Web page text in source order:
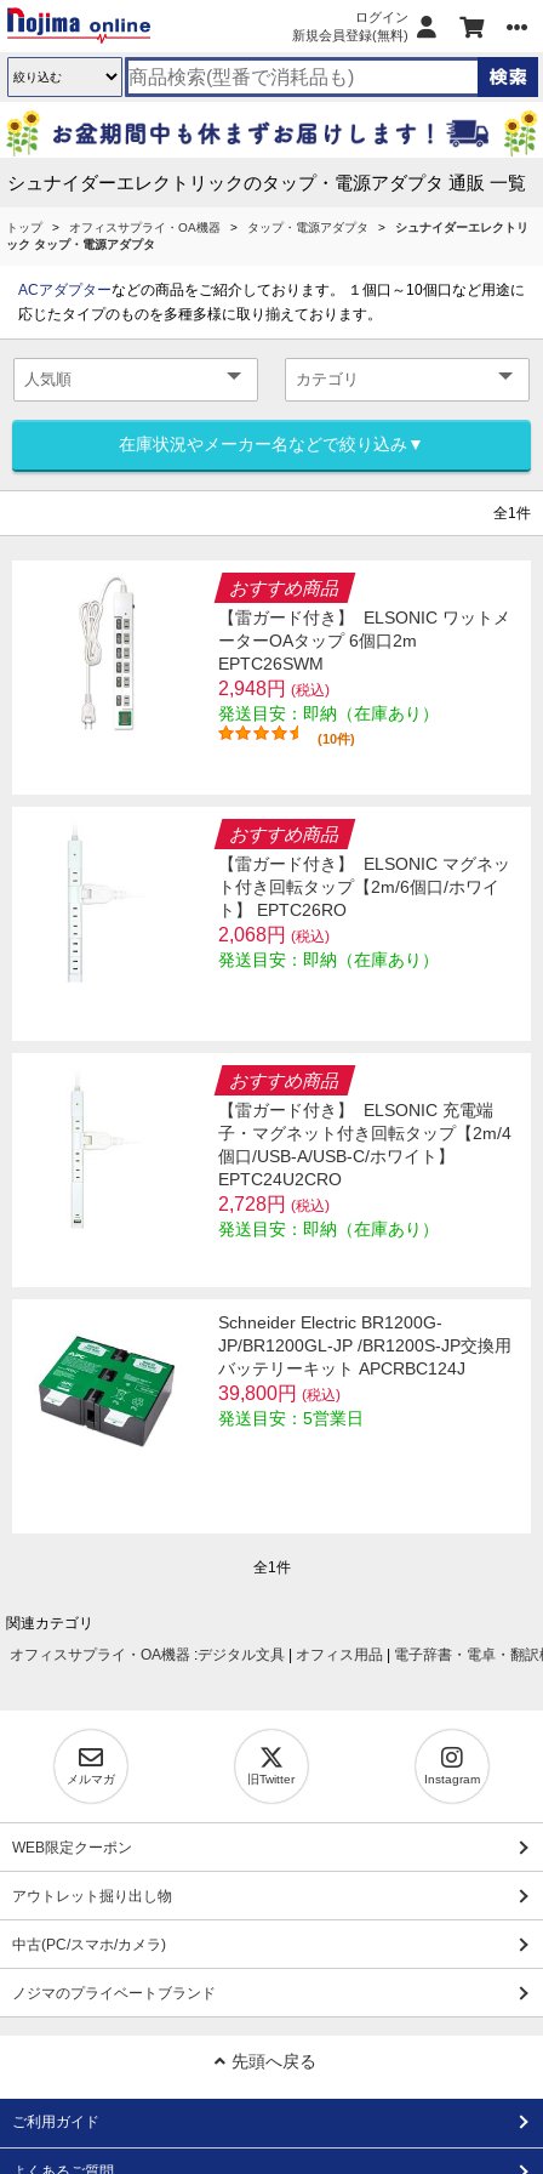
ログイン
新規会員登録(無料)
シュナイダーエレクトリックのタップ・電源アダプタ 通販 一覧
トップ オフィスサプライ・OA機器 タップ・電源アダプタ
シュナイダーエレクトリ
ック タップ・電源アダプタ
ACアダプターなどの商品をご紹介しております。 １個口～10個口など用途に
応じたタイプのものを多種多様に取り揃えております。
在庫状況やメーカー名などで絞り込み▼
全1件
おすすめ商品
【雷ガード付き】
ELSONIC ワットメ
ーターOAタップ 6個口2m
EPTC26SWM
2,948円 (税込)
発送目安：即納（在庫あり）
(10件)
おすすめ商品
【雷ガード付き】
ELSONIC マグネッ
ト付き回転タップ【2m/6個口/ホワイ
ト】 EPTC26RO
2,068円 (税込)
発送目安：即納（在庫あり）
おすすめ商品
【雷ガード付き】
ELSONIC 充電端
子・マグネット付き回転タップ【2m/4
個口/USB-A/USB-C/ホワイト】
EPTC24U2CRO
2,728円 (税込)
発送目安：即納（在庫あり）
Schneider Electric BR1200G-
JP/BR1200GL-JP /BR1200S-JP交換用
バッテリーキット APCRBC124J
39,800円 (税込)
発送目安：5営業日
全1件
関連カテゴリ
オフィスサプライ・OA機器 :デジタル文具 オフィス用品 電子辞書・電卓・翻訳
メルマガ 旧Twitter Instagram
WEB限定クーポン
アウトレット掘り出し物
中古(PC/スマホ/カメラ)
ノジマのプライベートブランド
先頭へ戻る
ご利用ガイド